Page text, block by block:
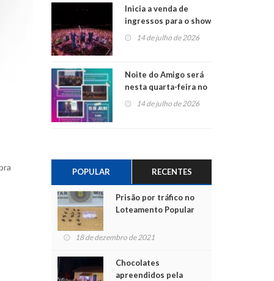
Inicia a venda de
ingressos para o show
do Jota Quest nos 45
anos da Sicredi Ouro
14 de julho de 2026
Noite do Amigo será
nesta quarta-feira no
Centro de Cultura de
14 de julho de 2026
POPULAR RECENTES
Prisão por tráfico no
Loteamento Popular
18 de dezembro de 2021
Chocolates
apreendidos pela